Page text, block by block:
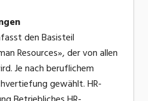
den Basisteil
Resources», der von allen
Je nach beruflichem
gewählt. HR-